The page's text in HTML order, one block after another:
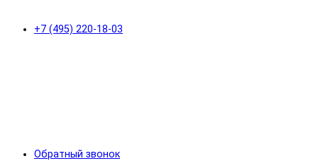
+7 (495) 220-18-03
Обратный звонок